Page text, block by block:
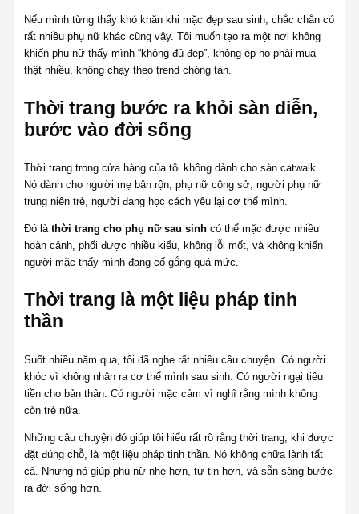
Nếu mình từng thấy khó khăn khi mặc đẹp sau sinh, chắc chắn có
rất nhiều phụ nữ khác cũng vậy. Tôi muốn tạo ra một nơi không
khiến phụ nữ thấy mình “không đủ đẹp”, không ép họ phải mua
thật nhiều, không chạy theo trend chóng tàn.
Thời trang bước ra khỏi sàn diễn,
bước vào đời sống
Thời trang trong cửa hàng của tôi không dành cho sàn catwalk.
Nó dành cho người mẹ bận rộn, phụ nữ công sở, người phụ nữ
trung niên trẻ, người đang học cách yêu lại cơ thể mình.
Đó làthời trang cho phụ nữ sau sinh có thể mặc được nhiều
hoàn cảnh, phối được nhiều kiểu, không lỗi mốt, và không khiến
người mặc thấy mình đang cố gắng quá mức.
Thời trang là một liệu pháp tinh
thần
Suốt nhiều năm qua, tôi đã nghe rất nhiều câu chuyện. Có người
khóc vì không nhận ra cơ thể mình sau sinh. Có người ngại tiêu
tiền cho bản thân. Có người mặc cảm vì nghĩ rằng mình không
còn trẻ nữa.
Những câu chuyện đó giúp tôi hiểu rất rõ rằng thời trang, khi được
đặt đúng chỗ, là một liệu pháp tinh thần. Nó không chữa lành tất
cả. Nhưng nó giúp phụ nữ nhẹ hơn, tự tin hơn, và sẵn sàng bước
ra đời sống hơn.